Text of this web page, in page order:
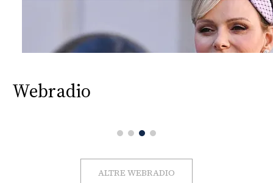
Webradio
ALTRE WEBRADIO